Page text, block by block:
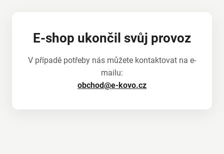
E-shop ukončil svůj provoz
V případě potřeby nás můžete kontaktovat na e-
mailu:
obchod@e-kovo.cz